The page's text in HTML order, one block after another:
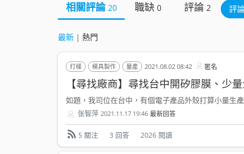
相關評論20 職缺 0 評論 2 評
最新 | 熱門
打樣 模具製作 量產 2021.08.02 08:42 匿名
【尋找廠商】尋找台中開矽膠膜、少
如題，我司位在台中，有個電子產品外殼打算小量生
张智萍 2021.11.17 19:46 最新回答
5 關注 3 回答 2026 閱讀